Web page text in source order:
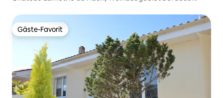
Gäste-Favorit
Gäste-Favorit